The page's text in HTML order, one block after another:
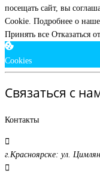
посещать сайт, вы
Cookie. Подробнее о
Принять все Отказаться
Cookies
Связаться с
Контакты
г.Красноярске: ул.